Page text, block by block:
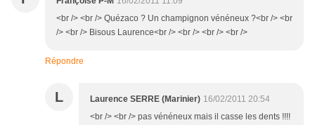
<br /> <br /> Quézaco ? Un champignon vénéneux ?<br /> <br
/> <br /> Bisous Laurence<br /> <br /> <br /> <br />
Répondre
L Laurence SERRE (Marinier) 16/02/2011 20:54
<br /> <br /> pas vénéneux mais il casse les dents !!!!